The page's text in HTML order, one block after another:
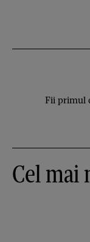
Fii primul
Cel mai